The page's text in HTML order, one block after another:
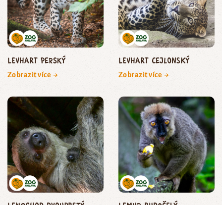
levhart perský
Zobrazit více →
levhart cejlonský
Zobrazit více →